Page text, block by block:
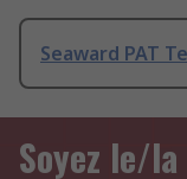
Seaward PAT
Soyez le/